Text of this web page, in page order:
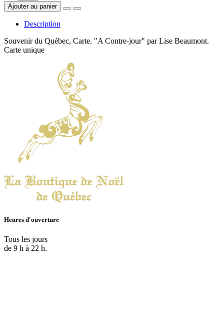
Ajouter au panier
Description
Souvenir du Québec, Carte. "A Contre-jour" par Lise Beaumont.
Carte unique
Heures d'ouverture
Tous les jours
de 9 h à 22 h.